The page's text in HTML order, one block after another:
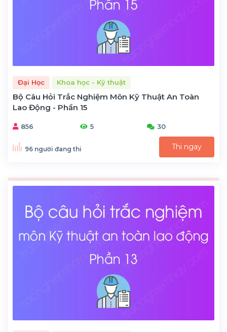
Đại Học Khoa học - Kỹ thuật
Bộ Câu Hỏi Trắc Nghiệm Môn Kỹ Thuật An Toàn
Lao Động - Phần 15
856 5 30
96 người đang thi Thi ngay